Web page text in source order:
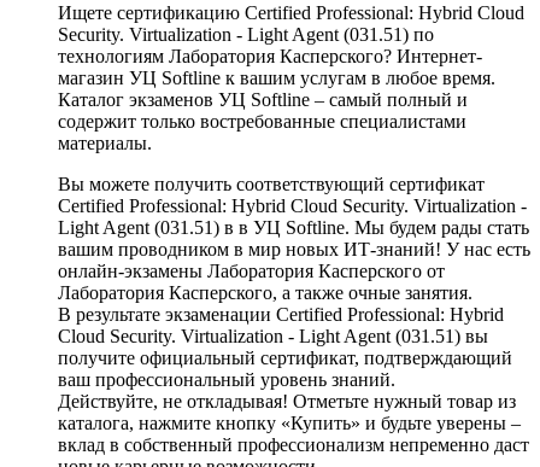
Ищете сертификацию Certified Professional: Hybrid Cloud
Security. Virtualization - Light Agent (031.51) по
технологиям Лаборатория Касперского? Интернет-
магазин УЦ Softline к вашим услугам в любое время.
Каталог экзаменов УЦ Softline – самый полный и
содержит только востребованные специалистами
материалы.
Вы можете получить соответствующий сертификат
Certified Professional: Hybrid Cloud Security. Virtualization -
Light Agent (031.51) в в УЦ Softline. Мы будем рады стать
вашим проводником в мир новых ИТ-знаний! У нас есть
онлайн-экзамены Лаборатория Касперского от
Лаборатория Касперского, а также очные занятия.
В результате экзаменации Certified Professional: Hybrid
Cloud Security. Virtualization - Light Agent (031.51) вы
получите официальный сертификат, подтверждающий
ваш профессиональный уровень знаний.
Действуйте, не откладывая! Отметьте нужный товар из
каталога, нажмите кнопку «Купить» и будьте уверены –
вклад в собственный профессионализм непременно даст